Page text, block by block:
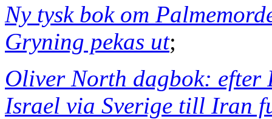
Ny tysk bok om
Gryning pekas ut;
Oliver North dagbok: efter
Israel via Sverige till Iran